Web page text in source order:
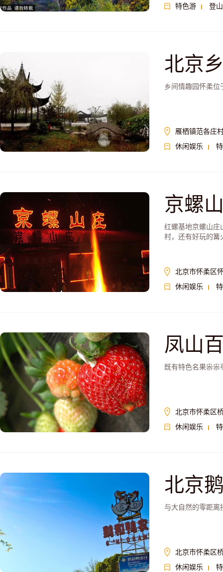
特色游
登山
北京
乡间情趣园怀柔位
雁栖镇范各庄
休闲娱乐
京螺
红螺基地京螺山庄
村，还有好玩的篝
北京市怀柔区
休闲娱乐
凤山
既有特色名果尜
北京市怀柔区
休闲娱乐
北京
与大自然的零距
北京市怀柔区
休闲娱乐